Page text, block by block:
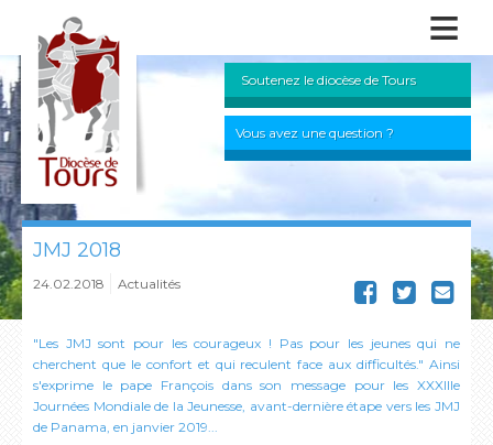
≡
Soutenez le diocèse de Tours
Vous avez une question ?
JMJ 2018
24.02.2018 Actualités
"Les JMJ sont pour les courageux ! Pas pour les jeunes qui ne
cherchent que le confort et qui reculent face aux difficultés." Ainsi
s'exprime le pape François dans son message pour les XXXIIIe
Journées Mondiale de la Jeunesse, avant-dernière étape vers les JMJ
de Panama, en janvier 2019...